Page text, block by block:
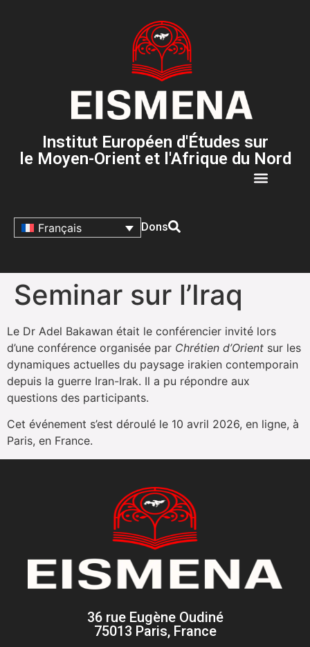
Institut Européen d'Études sur
le Moyen-Orient et l'Afrique du Nord
Français Dons
Seminar sur l’Iraq
Le Dr Adel Bakawan était le conférencier invité lors
d’une conférence organisée par Chrétien d’Orient sur les
dynamiques actuelles du paysage irakien contemporain
depuis la guerre Iran-Irak. Il a pu répondre aux
questions des participants.
Cet événement s’est déroulé le 10 avril 2026, en ligne, à
Paris, en France.
36 rue Eugène Oudiné
75013 Paris, France